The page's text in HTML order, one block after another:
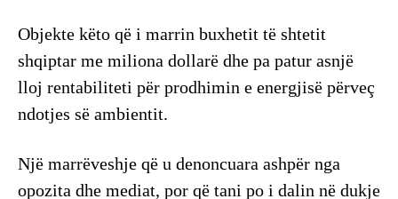
Objekte këto që i marrin buxhetit të shtetit
shqiptar me miliona dollarë dhe pa patur asnjë
lloj rentabiliteti për prodhimin e energjisë përveç
ndotjes së ambientit.
Një marrëveshje që u denoncuara ashpër nga
opozita dhe mediat, por që tani po i dalin në dukje